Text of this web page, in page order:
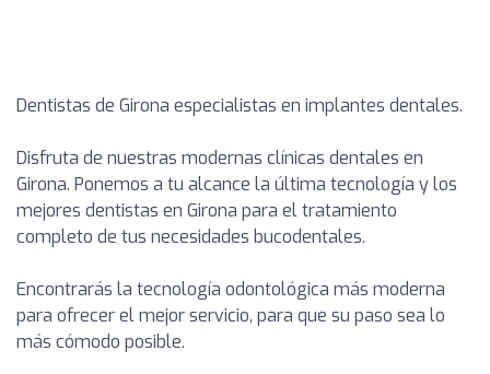
Dentistas de Girona especialistas en implantes dentales.
Disfruta de nuestras modernas clínicas dentales en
Girona. Ponemos a tu alcance la última tecnología y los
mejores dentistas en Girona para el tratamiento
completo de tus necesidades bucodentales.
Encontrarás la tecnología odontológica más moderna
para ofrecer el mejor servicio, para que su paso sea lo
más cómodo posible.